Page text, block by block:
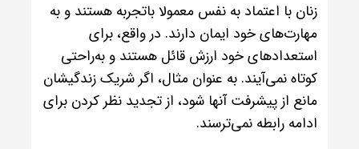
زنان با اعتماد به نفس معمولا باتجربه هستند و به
مهارت‌های خود ایمان دارند. در واقع، برای
استعدادهای خود ارزش قائل هستند و به‌راحتی
کوتاه نمی‌آیند. به عنوان مثال، اگر شریک زندگیشان
مانع از پیشرفت آنها شود، از تجدید نظر کردن برای
ادامه رابطه نمی‌ترسند.